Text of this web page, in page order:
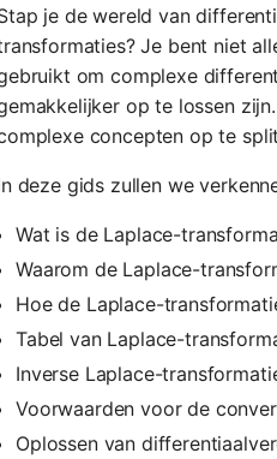
je de wereld van
Je bent niet
om complexe
op te lossen
concepten op te
deze gids zullen we
Wat is de Laplace-
Waarom de Laplace-
Hoe de Laplace-
Tabel van Laplace-
Inverse Laplace-
Voorwaarden voor de
Oplossen van